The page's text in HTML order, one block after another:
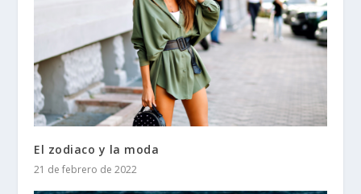
El zodiaco y la moda
21 de febrero de 2022